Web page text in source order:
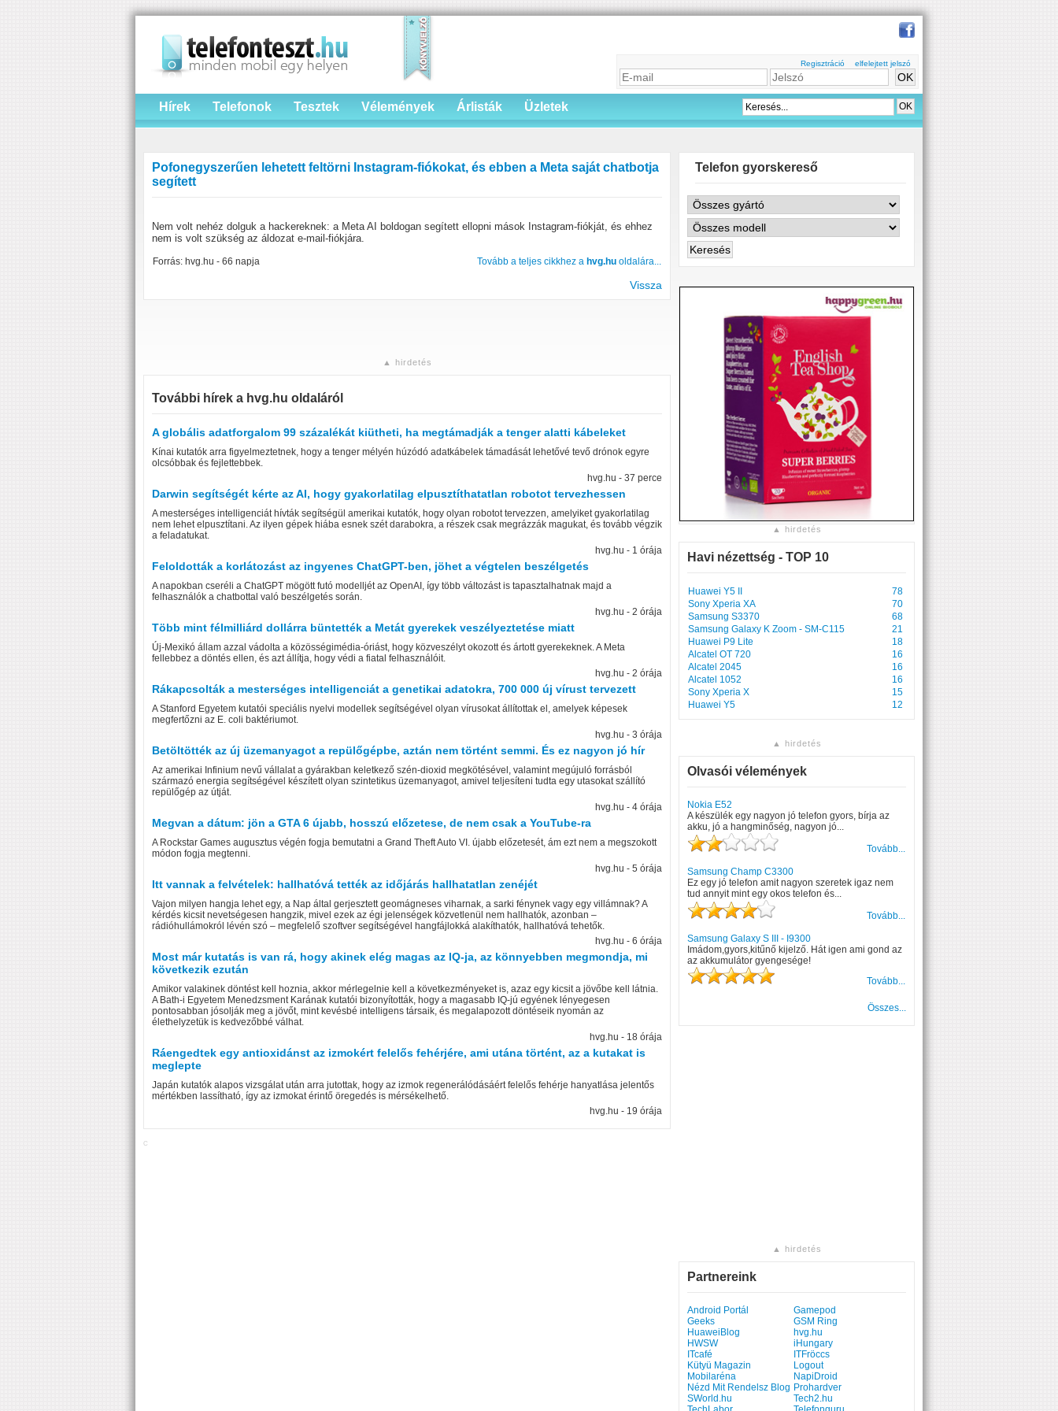
Regisztráció elfelejtett jelszó
Hírek Telefonok Tesztek Vélemények Árlisták Üzletek
Pofonegyszerűen lehetett feltörni Instagram-fiókokat, és ebben a Meta saját chatbotja
segített
Nem volt nehéz dolguk a hackereknek: a Meta AI boldogan segített ellopni mások Instagram-fiókját, és ehhez
nem is volt szükség az áldozat e-mail-fiókjára.
Forrás: hvg.hu - 66 napja Tovább a teljes cikkhez a hvg.hu oldalára...
Vissza
▲ hirdetés
További hírek a hvg.hu oldaláról
A globális adatforgalom 99 százalékát kiütheti, ha megtámadják a tenger alatti kábeleket
Kínai kutatók arra figyelmeztetnek, hogy a tenger mélyén húzódó adatkábelek támadását lehetővé tevő drónok egyre
olcsóbbak és fejlettebbek.
hvg.hu - 37 perce
Darwin segítségét kérte az AI, hogy gyakorlatilag elpusztíthatatlan robotot tervezhessen
A mesterséges intelligenciát hívták segítségül amerikai kutatók, hogy olyan robotot tervezzen, amelyiket gyakorlatilag
nem lehet elpusztítani. Az ilyen gépek hiába esnek szét darabokra, a részek csak megrázzák magukat, és tovább végzik
a feladatukat.
hvg.hu - 1 órája
Feloldották a korlátozást az ingyenes ChatGPT-ben, jöhet a végtelen beszélgetés
A napokban cseréli a ChatGPT mögött futó modelljét az OpenAI, így több változást is tapasztalhatnak majd a
felhasználók a chatbottal való beszélgetés során.
hvg.hu - 2 órája
Több mint félmilliárd dollárra büntették a Metát gyerekek veszélyeztetése miatt
Új-Mexikó állam azzal vádolta a közösségimédia-óriást, hogy közveszélyt okozott és ártott gyerekeknek. A Meta
fellebbez a döntés ellen, és azt állítja, hogy védi a fiatal felhasználóit.
hvg.hu - 2 órája
Rákapcsolták a mesterséges intelligenciát a genetikai adatokra, 700 000 új vírust tervezett
A Stanford Egyetem kutatói speciális nyelvi modellek segítségével olyan vírusokat állítottak el, amelyek képesek
megfertőzni az E. coli baktériumot.
hvg.hu - 3 órája
Betöltötték az új üzemanyagot a repülőgépbe, aztán nem történt semmi. És ez nagyon jó hír
Az amerikai Infinium nevű vállalat a gyárakban keletkező szén-dioxid megkötésével, valamint megújuló forrásból
származó energia segítségével készített olyan szintetikus üzemanyagot, amivel teljesíteni tudta egy utasokat szállító
repülőgép az útját.
hvg.hu - 4 órája
Megvan a dátum: jön a GTA 6 újabb, hosszú előzetese, de nem csak a YouTube-ra
A Rockstar Games augusztus végén fogja bemutatni a Grand Theft Auto VI. újabb előzetesét, ám ezt nem a megszokott
módon fogja megtenni.
hvg.hu - 5 órája
Itt vannak a felvételek: hallhatóvá tették az időjárás hallhatatlan zenéjét
Vajon milyen hangja lehet egy, a Nap által gerjesztett geomágneses viharnak, a sarki fénynek vagy egy villámnak? A
kérdés kicsit nevetségesen hangzik, mivel ezek az égi jelenségek közvetlenül nem hallhatók, azonban –
rádióhullámokról lévén szó – megfelelő szoftver segítségével hangfájlokká alakíthatók, hallhatóvá tehetők.
hvg.hu - 6 órája
Most már kutatás is van rá, hogy akinek elég magas az IQ-ja, az könnyebben megmondja, mi
következik ezután
Amikor valakinek döntést kell hoznia, akkor mérlegelnie kell a következményeket is, azaz egy kicsit a jövőbe kell látnia.
A Bath-i Egyetem Menedzsment Karának kutatói bizonyították, hogy a magasabb IQ-jú egyének lényegesen
pontosabban jósolják meg a jövőt, mint kevésbé intelligens társaik, és megalapozott döntéseik nyomán az
élethelyzetük is kedvezőbbé válhat.
hvg.hu - 18 órája
Ráengedtek egy antioxidánst az izmokért felelős fehérjére, ami utána történt, az a kutakat is
meglepte
Japán kutatók alapos vizsgálat után arra jutottak, hogy az izmok regenerálódásáért felelős fehérje hanyatlása jelentős
mértékben lassítható, így az izmokat érintő öregedés is mérsékelhető.
hvg.hu - 19 órája
C
Telefon gyorskereső
▲ hirdetés
Havi nézettség - TOP 10
Huawei Y5 II
78
Sony Xperia XA
70
Samsung S3370
68
Samsung Galaxy K Zoom - SM-C115
21
Huawei P9 Lite
18
Alcatel OT 720
16
Alcatel 2045
16
Alcatel 1052
16
Sony Xperia X
15
Huawei Y5
12
▲ hirdetés
Olvasói vélemények
Nokia E52
A készülék egy nagyon jó telefon gyors, bírja az
akku, jó a hangminőség, nagyon jó...
Tovább...
Samsung Champ C3300
Ez egy jó telefon amit nagyon szeretek igaz nem
tud annyit mint egy okos telefon és...
Tovább...
Samsung Galaxy S III - I9300
Imádom,gyors,kitűnő kijelző. Hát igen ami gond az
az akkumulátor gyengesége!
Tovább...
Összes...
▲ hirdetés
Partnereink
Android Portál
Gamepod
Geeks
GSM Ring
HuaweiBlog
hvg.hu
HWSW
iHungary
ITcafé
ITFröccs
Kütyü Magazin
Logout
Mobilaréna
NapiDroid
Nézd Mit Rendelsz Blog Prohardver
SWorld.hu
Tech2.hu